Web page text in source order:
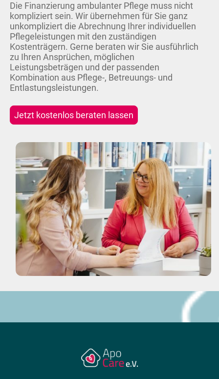
Die Finanzierung ambulanter Pflege muss nicht
kompliziert sein. Wir übernehmen für Sie ganz
unkompliziert die Abrechnung Ihrer individuellen
Pflegeleistungen mit den zuständigen
Kostenträgern. Gerne beraten wir Sie ausführlich
zu Ihren Ansprüchen, möglichen
Leistungsbeträgen und der passenden
Kombination aus Pflege-, Betreuungs- und
Entlastungsleistungen.
Jetzt kostenlos beraten lassen